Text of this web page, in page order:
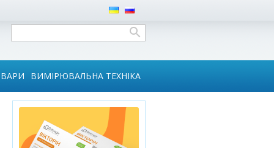
ВИМІРЮВАЛЬНА ТЕХНІКА